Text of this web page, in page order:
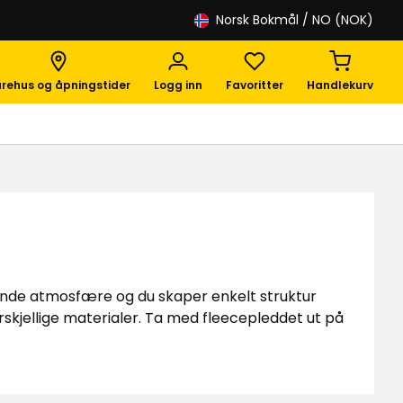
Norsk Bokmål / NO (NOK)
og åpningstider Logg inn Favoritter Handlekurv
atmosfære og du skaper enkelt struktur
materialer. Ta med fleecepleddet ut på